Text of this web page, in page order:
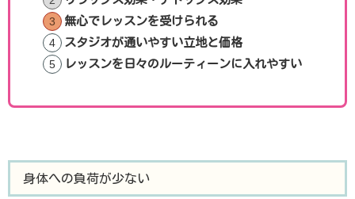
無心でレッスンを受けられる
スタジオが通いやすい立地と価格
レッスンを日々のルーティーンに入れやすい
身体への負荷が少ない